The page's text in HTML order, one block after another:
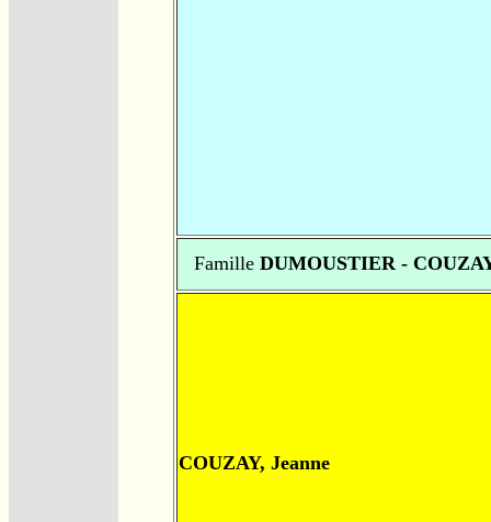
FamilleDUMOUSTIER -
COUZAY, Jeanne